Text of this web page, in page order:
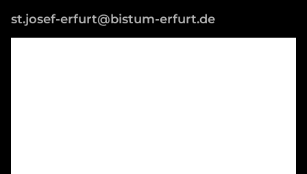
st.josef-erfurt@bistum-erfurt.de